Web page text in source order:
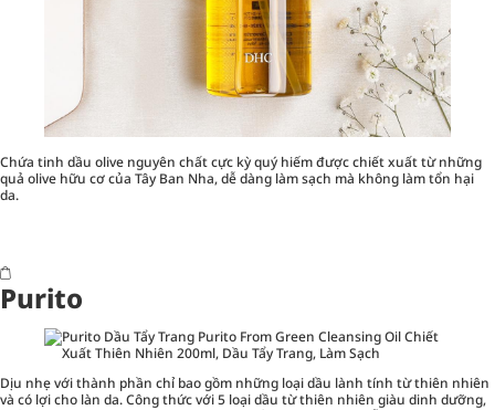
Chứa tinh dầu olive nguyên chất cực kỳ quý hiếm được chiết xuất từ những
quả olive hữu cơ của Tây Ban Nha, dễ dàng làm sạch mà không làm tổn hại
da.
Purito
Dịu nhẹ với thành phần chỉ bao gồm những loại dầu lành tính từ thiên nhiên
và có lợi cho làn da. Công thức với 5 loại dầu từ thiên nhiên giàu dinh dưỡng,